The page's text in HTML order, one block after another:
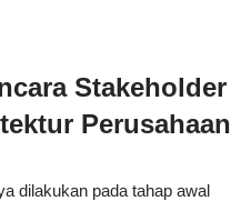
Stakeholder
Perusahaan
dilakukan pada tahap awal